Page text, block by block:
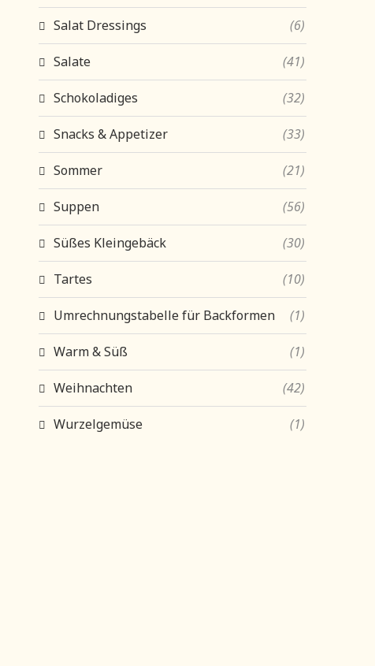
Salat Dressings (6)
Salate (41)
Schokoladiges (32)
Snacks & Appetizer (33)
Sommer (21)
Suppen (56)
Süßes Kleingebäck (30)
Tartes (10)
Umrechnungstabelle für Backformen (1)
Warm & Süß (1)
Weihnachten (42)
Wurzelgemüse (1)